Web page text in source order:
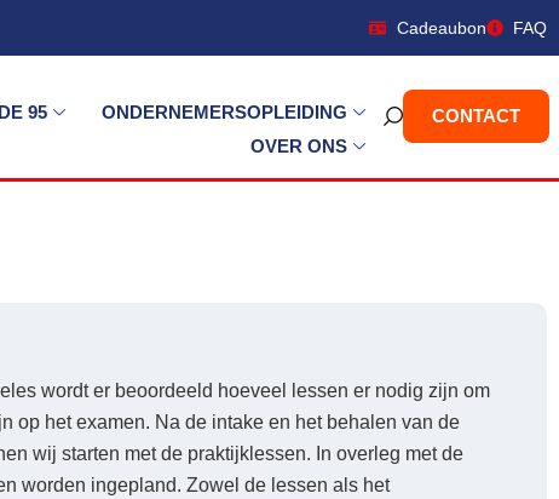
Cadeaubon FAQ
95
ONDERNEMERSOPLEIDING
OVER ONS
CONTACT
wordt er beoordeeld hoeveel lessen er nodig zijn om
op het examen. Na de intake en het behalen van de
wij starten met de praktijklessen. In overleg met de
worden ingepland. Zowel de lessen als het